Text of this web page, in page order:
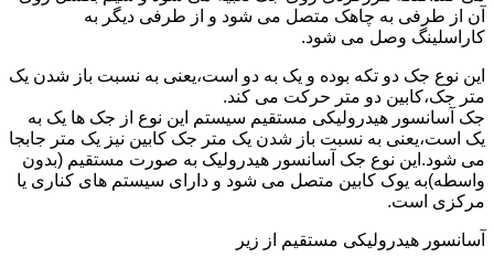
آن از طرفی به چاهک متصل می شود و از طرفی دیگر به
کاراسلینگ وصل می شود.
این نوع جک دو تکه بوده و یک به دو است،یعنی به نسبت باز شدن یک
متر جک،کابین دو متر حرکت می کند.
جک آسانسور هیدرولیکی مستقیم سیستم این نوع از جک ها یک به
یک است،یعنی به نسبت باز شدن یک متر جک کابین نیز یک متر جابجا
می شود.این نوع جک آسانسور هیدرولیک به صورت مستقیم (بدون
واسطه)به یوک کابین متصل می شود و دارای سیستم های کناری یا
مرکزی است.
آسانسور هیدرولیکی مستقیم از زیر